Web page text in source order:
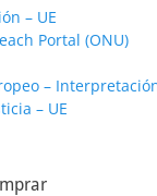
– UE
Portal (ONU)
–
– UE